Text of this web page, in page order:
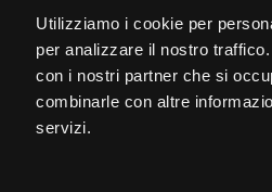
Utilizziamo i cookie per
per analizzare il nostro
con i nostri partner che si
combinarle con altre
servizi.
n.4
PRIVATI
>Trova
>FAQ
IL RITIRO